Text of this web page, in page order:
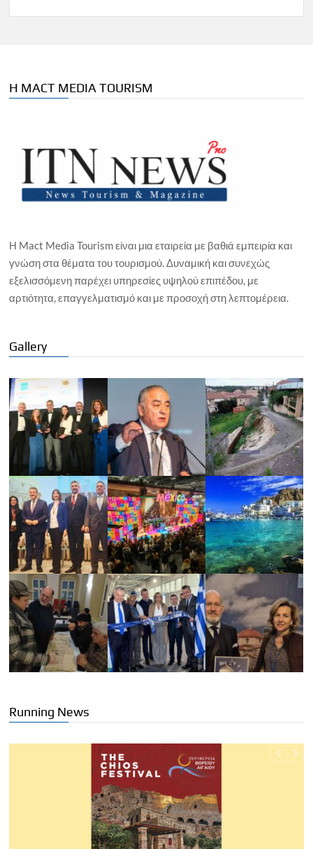
Η MACT MEDIA TOURISM
Η Mact Media Tourism είναι μια εταιρεία με βαθιά εμπειρία και
γνώση στα θέματα του τουρισμού. Δυναμική και συνεχώς
εξελισσόμενη παρέχει υπηρεσίες υψηλού επιπέδου, με
αρτιότητα, επαγγελματισμό και με προσοχή στη λεπτομέρεια.
Gallery
Running News